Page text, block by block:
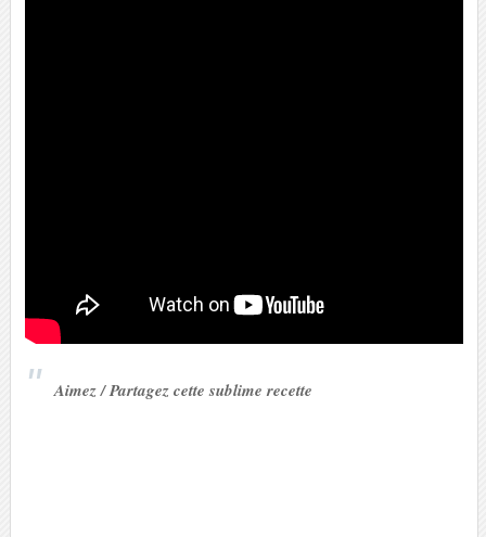
Aimez / Partagez cette sublime recette